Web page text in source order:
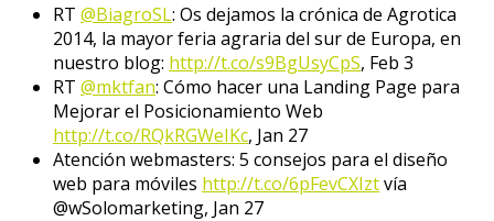
RT @BiagroSL: Os dejamos la crónica de Agrotica
2014, la mayor feria agraria del sur de Europa, en
nuestro blog: http://t.co/s9BgUsyCpS, Feb 3
RT @mktfan: Cómo hacer una Landing Page para
Mejorar el Posicionamiento Web
http://t.co/RQkRGWeIKc, Jan 27
Atención webmasters: 5 consejos para el diseño
web para móviles http://t.co/6pFevCXIztvía
@wSolomarketing, Jan 27